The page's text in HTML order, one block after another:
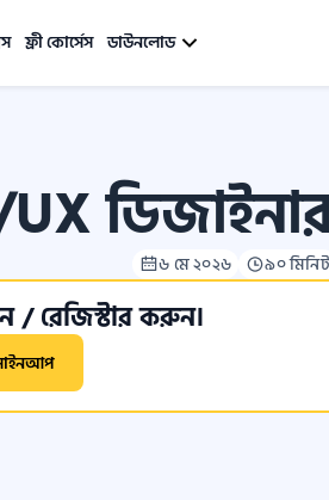
ফ্রী কোর্সেস ডাউনলোড
ডিজাইনার
৬ মে ২০২৬ ৯০ মিনিট
/ রেজিস্টার করুন।